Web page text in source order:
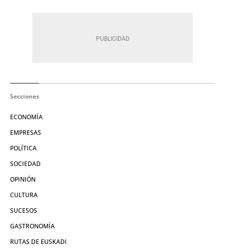
Secciones
ECONOMÍA
EMPRESAS
POLÍTICA
SOCIEDAD
OPINIÓN
CULTURA
SUCESOS
GASTRONOMÍA
RUTAS DE EUSKADI